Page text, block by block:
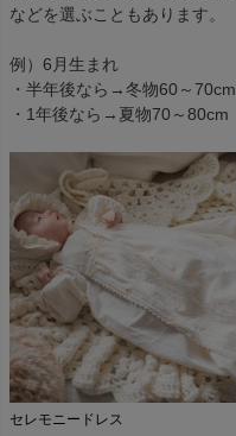
などを選ぶこともあります。
例）6月生まれ
・半年後なら→冬物60～70cm
・1年後なら→夏物70～80cm
セレモニードレス